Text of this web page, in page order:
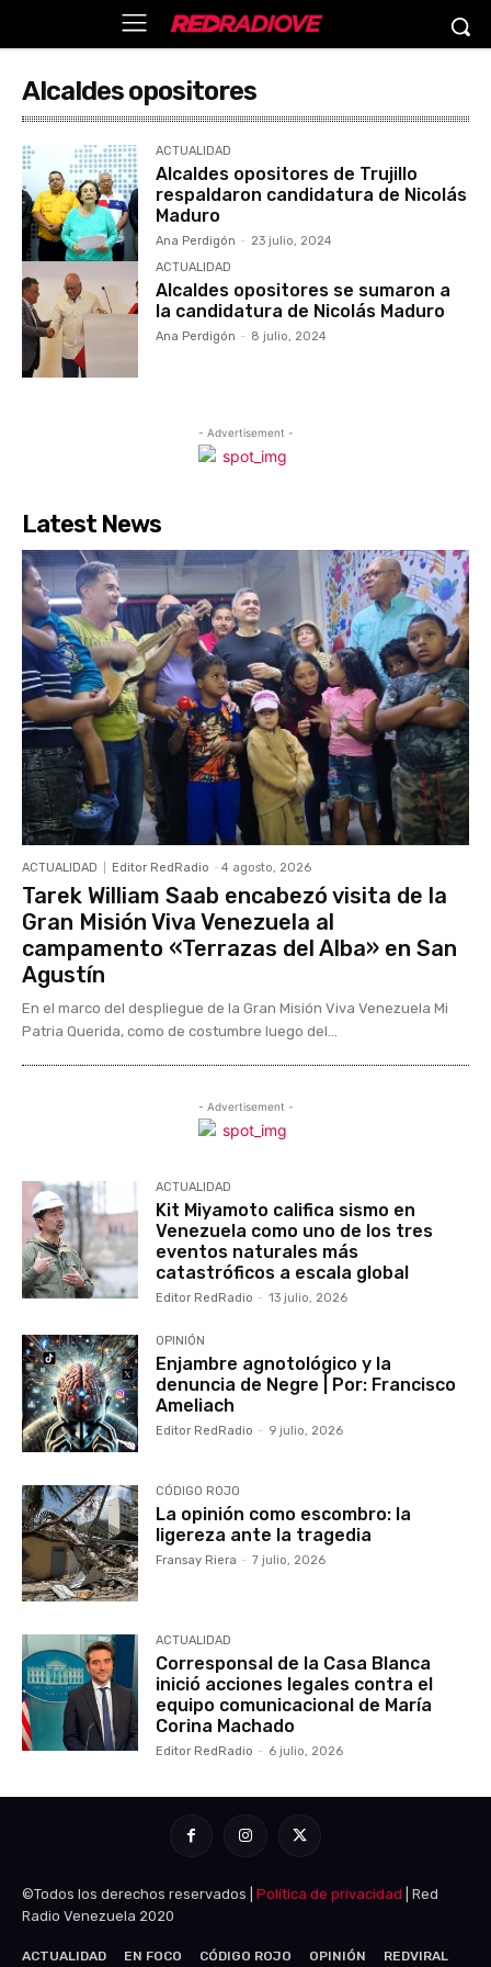
Alcaldes opositores
ACTUALIDAD
Alcaldes opositores de Trujillo
respaldaron candidatura de Nicolás
Maduro
Ana Perdigón - 23 julio, 2024
ACTUALIDAD
Alcaldes opositores se sumaron a
la candidatura de Nicolás Maduro
Ana Perdigón - 8 julio, 2024
- Advertisement -
Latest News
ACTUALIDAD Editor RedRadio - 4 agosto, 2026
Tarek William Saab encabezó visita de la
Gran Misión Viva Venezuela al
campamento «Terrazas del Alba» en San
Agustín
En el marco del despliegue de la Gran Misión Viva Venezuela Mi
Patria Querida, como de costumbre luego del...
- Advertisement -
ACTUALIDAD
Kit Miyamoto califica sismo en
Venezuela como uno de los tres
eventos naturales más
catastróficos a escala global
Editor RedRadio - 13 julio, 2026
OPINIÓN
Enjambre agnotológico y la
denuncia de Negre | Por: Francisco
Ameliach
Editor RedRadio - 9 julio, 2026
CÓDIGO ROJO
La opinión como escombro: la
ligereza ante la tragedia
Fransay Riera - 7 julio, 2026
ACTUALIDAD
Corresponsal de la Casa Blanca
inició acciones legales contra el
equipo comunicacional de María
Corina Machado
Editor RedRadio - 6 julio, 2026
©Todos los derechos reservados | Política de privacidad | Red
Radio Venezuela 2020
ACTUALIDAD EN FOCO CÓDIGO ROJO OPINIÓN REDVIRAL